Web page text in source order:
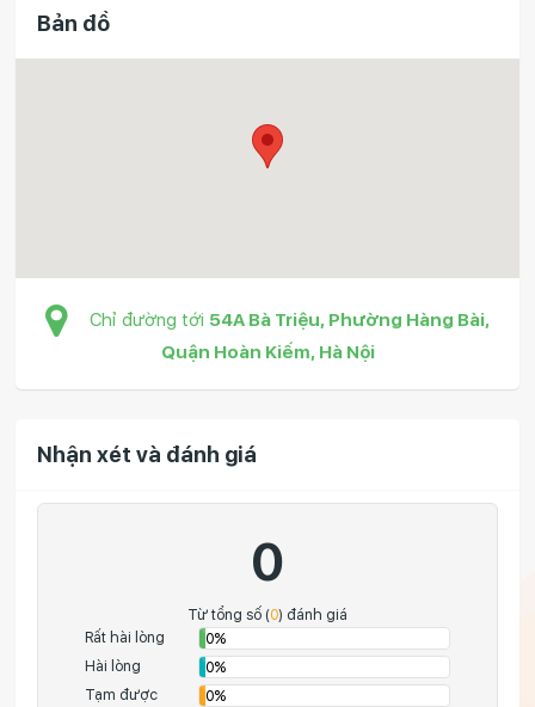
Bản đồ
Chỉ đường tới 54A Bà Triệu, Phường Hàng Bài,
Quận Hoàn Kiếm, Hà Nội
Nhận xét và đánh giá
0
Từ tổng số (0) đánh giá
Rất hài lòng
0%
Hài lòng
0%
Tạm được
0%